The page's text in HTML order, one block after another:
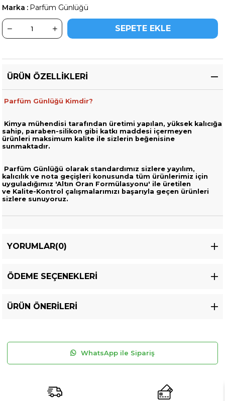
Marka : Parfüm Günlüğü
ÜRÜN ÖZELLIKLERI
Parfüm Günlüğü Kimdir?
Kimya mühendisi tarafından üretimi yapılan, yüksek kalıcığa
sahip, paraben-silikon gibi katkı maddesi içermeyen
ürünleri maksimum kalite ile sizlerin beğenisine
sunmaktadır.
Parfüm Günlüğü olarak standardımız sizlere yayılım,
kalıcılık ve nota geçişleri konusunda tüm ürünlerimiz için
uyguladığımız 'Altın Oran Formülasyonu' ile üretilen
ve Kalite-Kontrol çalışmalarımızı başarıyla geçen ürünleri
sizlere sunuyoruz.
YORUMLAR(0)
ÖDEME SEÇENEKLERI
ÜRÜN ÖNERILERI
WhatsApp ile Sipariş